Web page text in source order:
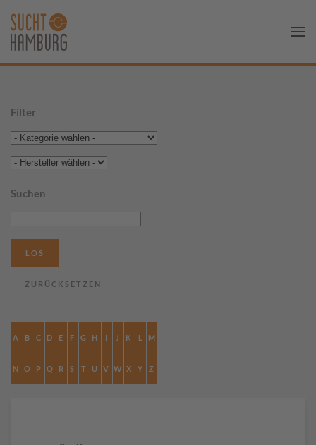
Filter
Suchen
A B C D E F G H I J K L M
N O P Q R S T U V W X Y Z